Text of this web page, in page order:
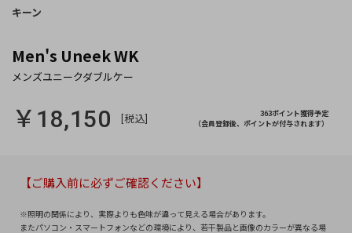
Men's Uneek WK
￥18,150 [税込]
363ポイント獲得予定
（会員登録後、ポイントが付与されます）
【ご購入前に必ずご確認ください】
※照明の関係により、実際よりも色味が違って見える場合があります。
またパソコン・スマートフォンなどの環境により、若干製品と画像のカラーが異なる場